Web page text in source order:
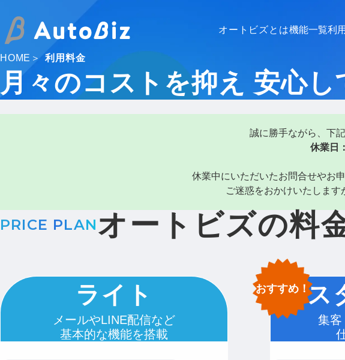
オートビズとは機能一覧利
HOME 利用料金
月々のコストを抑え 安心し
誠に勝手ながら、下
休業日
休業中にいただいたお問合せやお
ご迷惑をおかけいたします
PRICE PLANオートビズの料
ライト
メールやLINE配信など
基本的な機能を搭載
ス
集客